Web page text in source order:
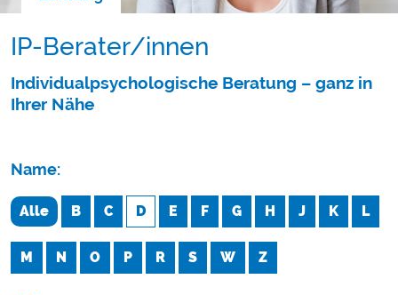
IP-Berater/innen
Individualpsychologische Beratung – ganz in
Ihrer Nähe
Name:
Alle B C D E F G H J K L
M N O P R S W Z